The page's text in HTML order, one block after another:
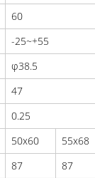
60
-25~+55
φ38.5
47
0.25
50x60 55x68
87 87